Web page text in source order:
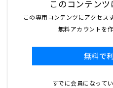
このコンテン
この専用コンテンツにアクセ
無料アカウントを
無料で
すでに会員になって